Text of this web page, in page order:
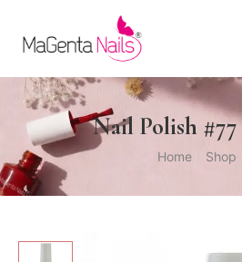
Nail Polish
Home Shop